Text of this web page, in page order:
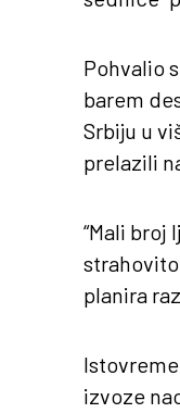
Pohvalio
barem
Srbiju u
prelazili
“Mali broj
planira
izvoze